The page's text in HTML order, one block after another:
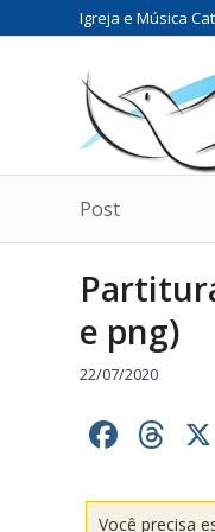
Igreja e Música
Post
e png)
22/07/2020
Você precisa